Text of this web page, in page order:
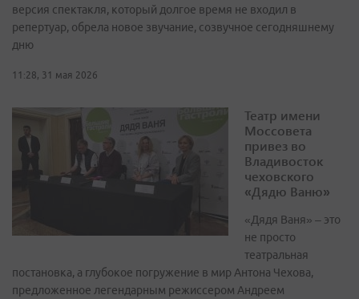
версия спектакля, который долгое время не входил в
репертуар, обрела новое звучание, созвучное сегодняшнему
дню
11:28, 31 мая 2026
Театр имени
Моссовета
привез во
Владивосток
чеховского
«Дядю Ваню»
«Дядя Ваня» – это
не просто
театральная
постановка, а глубокое погружение в мир Антона Чехова,
предложенное легендарным режиссером Андреем